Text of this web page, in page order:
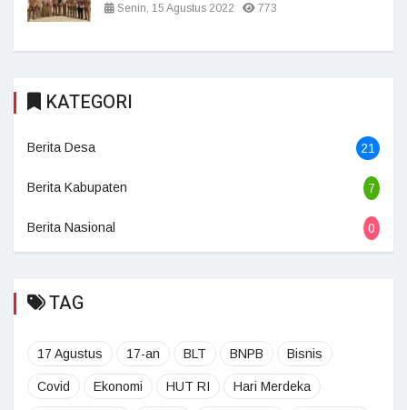
Senin, 15 Agustus 2022 773
KATEGORI
Berita Desa 21
Berita Kabupaten 7
Berita Nasional 0
TAG
17 Agustus 17-an BLT BNPB Bisnis
Covid Ekonomi HUT RI Hari Merdeka